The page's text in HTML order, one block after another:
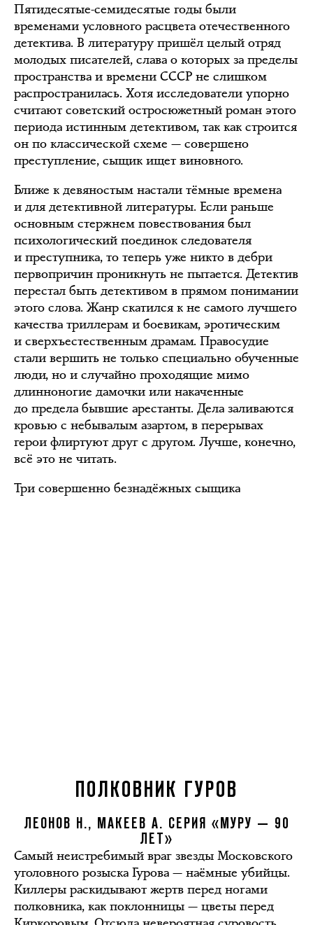
Пятидесятые-семидесятые годы были
временами условного расцвета отечественного
детектива. В литературу пришёл целый отряд
молодых писателей, слава о которых за пределы
пространства и времени СССР не слишком
распространилась. Хотя исследователи упорно
считают советский остросюжетный роман этого
периода истинным детективом, так как строится
он по классической схеме — совершено
преступление, сыщик ищет виновного.
Ближе к девяностым настали тёмные времена
и для детективной литературы. Если раньше
основным стержнем повествования был
психологический поединок следователя
и преступника, то теперь уже никто в дебри
первопричин проникнуть не пытается. Детектив
перестал быть детективом в прямом понимании
этого слова. Жанр скатился к не самого лучшего
качества триллерам и боевикам, эротическим
и сверхъестественным драмам. Правосудие
стали вершить не только специально обученные
люди, но и случайно проходящие мимо
длинноногие дамочки или накаченные
до предела бывшие арестанты. Дела заливаются
кровью с небывалым азартом, в перерывах
герои флиртуют друг с другом. Лучше, конечно,
всё это не читать.
Три совершенно безнадёжных сыщика
ПОЛКОВНИК ГУРОВ
ЛЕОНОВ Н., МАКЕЕВ А. СЕРИЯ «МУРУ — 90
ЛЕТ»
Самый неистребимый враг звезды Московского
уголовного розыска Гурова — наёмные убийцы.
Киллеры раскидывают жертв перед ногами
полковника, как поклонницы — цветы перед